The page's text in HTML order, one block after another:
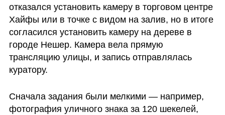
отказался установить камеру в торговом центре
Хайфы или в точке с видом на залив, но в итоге
согласился установить камеру на дереве в
городе Нешер. Камера вела прямую
трансляцию улицы, и запись отправлялась
куратору.
Сначала задания были мелкими — например,
фотография уличного знака за 120 шекелей,